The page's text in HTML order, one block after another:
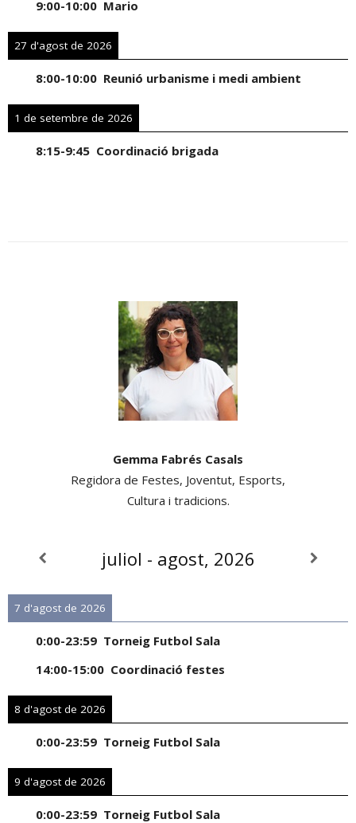
9:00-10:00 Mario
27 d'agost de 2026
8:00-10:00 Reunió urbanisme i medi ambient
1 de setembre de 2026
8:15-9:45 Coordinació brigada
Gemma Fabrés Casals
Regidora de Festes, Joventut, Esports,
Cultura i tradicions.
juliol - agost, 2026
7 d'agost de 2026
0:00-23:59 Torneig Futbol Sala
14:00-15:00 Coordinació festes
8 d'agost de 2026
0:00-23:59 Torneig Futbol Sala
9 d'agost de 2026
0:00-23:59 Torneig Futbol Sala